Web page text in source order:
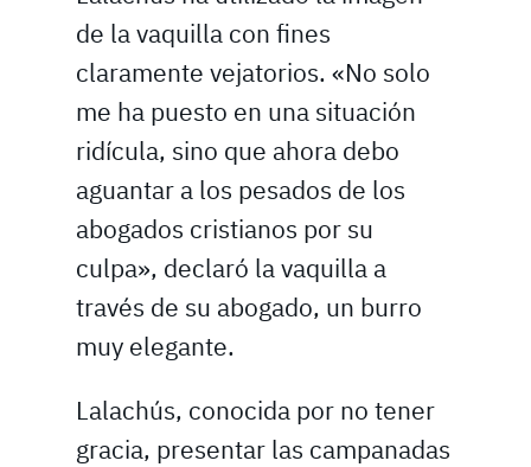
de la vaquilla con fines
claramente vejatorios. «No solo
me ha puesto en una situación
ridícula, sino que ahora debo
aguantar a los pesados de los
abogados cristianos por su
culpa», declaró la vaquilla a
través de su abogado, un burro
muy elegante.
Lalachús, conocida por no tener
gracia, presentar las campanadas